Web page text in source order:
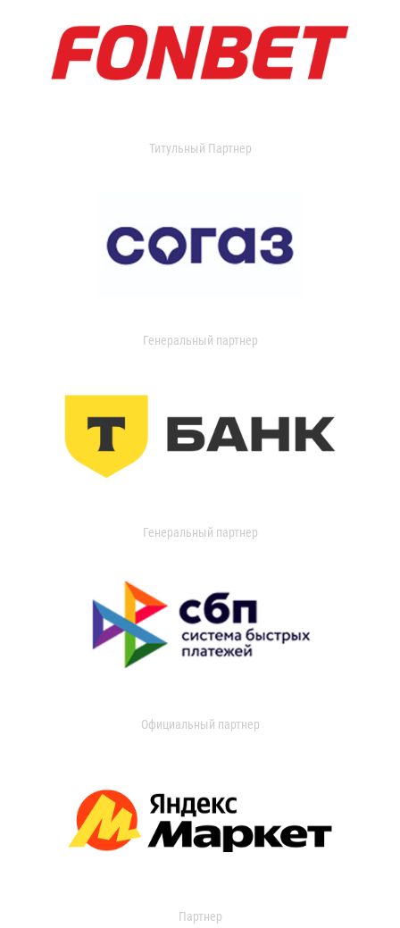
Титульный Партнер
Генеральный партнер
Генеральный партнер
Официальный партнер
Партнер